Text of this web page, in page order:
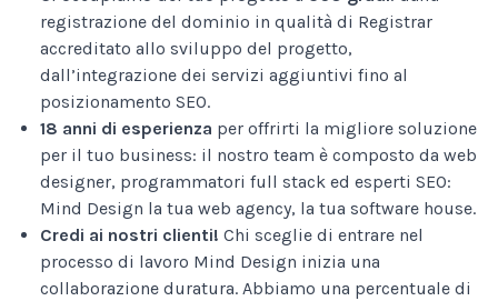
registrazione del dominio in qualità di Registrar
accreditato allo sviluppo del progetto,
dall’integrazione dei servizi aggiuntivi fino al
posizionamento SEO.
18 anni di esperienza per offrirti la migliore soluzione
per il tuo business: il nostro team è composto da web
designer, programmatori full stack ed esperti SEO:
Mind Design la tua web agency, la tua software house.
Credi ai nostri clienti! Chi sceglie di entrare nel
processo di lavoro Mind Design inizia una
collaborazione duratura. Abbiamo una percentuale di